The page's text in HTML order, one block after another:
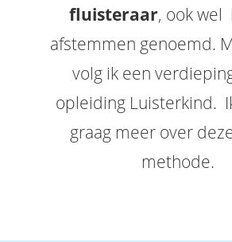
fluisteraar, ook
afstemmen genoemd.
volg ik een
opleiding Luisterkind.
graag meer over
methode.